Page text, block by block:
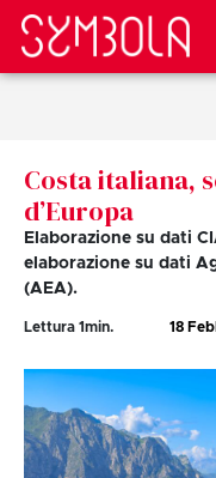
Costa italiana,
d’Europa
Elaborazione su dati
elaborazione su dati
(AEA).
Lettura 1min. 18